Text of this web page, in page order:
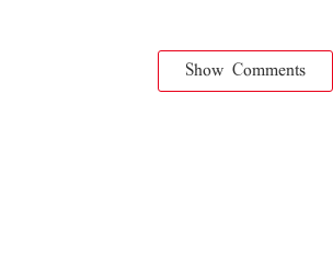
Show Comments